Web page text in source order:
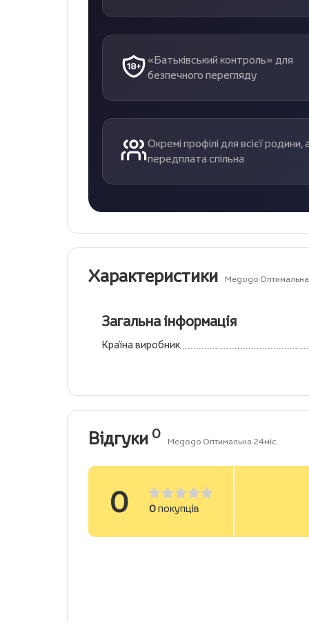
«Батьківський контроль» для
безпечного перегляду
Окремі профілі для всієї родини,
передплата спільна
Характеристики Megogo Оптимальна
Загальна інформація
Країна виробник
Відгуки 0 Megogo Оптимальна 24міс.
0 0покупців